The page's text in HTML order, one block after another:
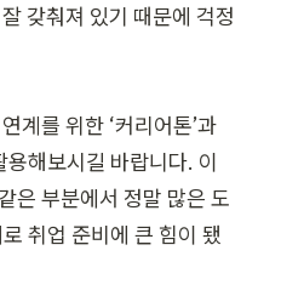
갖춰져 있기 때문에 걱정
계를 위한 ‘커리어톤’과
용해보시길 바랍니다. 이
은 부분에서 정말 많은 도
취업 준비에 큰 힘이 됐